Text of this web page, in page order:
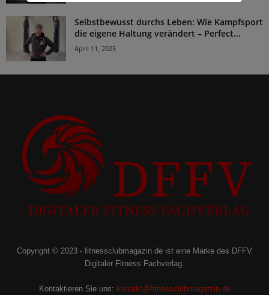
Selbstbewusst durchs Leben: Wie Kampfsport
die eigene Haltung verändert – Perfect...
April 11, 2025
Copyright © 2023 - fitnessclubmagazin.de ist eine Marke des DFFV
Digitaler Fitness Fachverlag.
Kontaktieren Sie uns: kontakt@fitnessclubmagatzin.de